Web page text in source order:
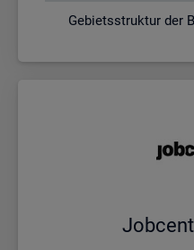
Gebietsstruktur der